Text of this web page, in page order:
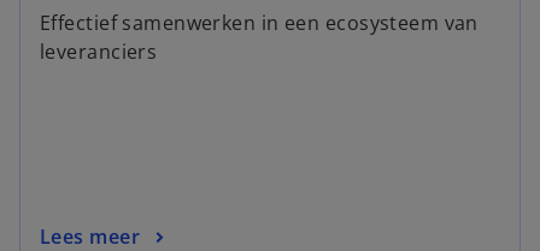
Effectief samenwerken in een ecosysteem van
leveranciers
Lees meer